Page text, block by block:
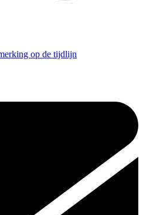
op de tijdlijn